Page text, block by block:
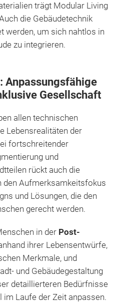
trägt Modular Living
die Gebäudetechnik
werden, um sich nahtlos in
zu integrieren.
Anpassungsfähige
Gesellschaft
allen technischen
Lebensrealitäten der
fortschreitender
und
rückt auch die
den Aufmerksamkeitsfokus
und Lösungen, die den
gerecht werden.
in der Post-
ihrer Lebensentwürfe,
Merkmale, und
und Gebäudegestaltung
detaillierteren Bedürfnisse
im Laufe der Zeit anpassen.